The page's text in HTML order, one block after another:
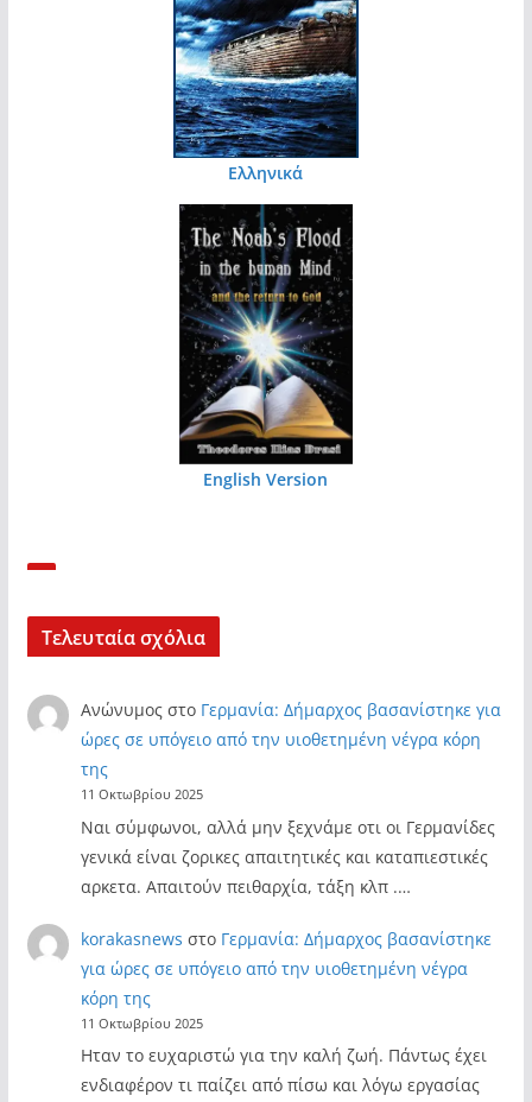
Ελληνικά
English Version
Τελευταία σχόλια
Ανώνυμος στο Γερμανία: Δήμαρχος βασανίστηκε για
ώρες σε υπόγειο από την υιοθετημένη νέγρα κόρη
της
11 Οκτωβρίου 2025
Ναι σύμφωνοι, αλλά μην ξεχνάμε οτι οι Γερμανίδες
γενικά είναι ζορικες απαιτητικές και καταπιεστικές
αρκετα. Απαιτούν πειθαρχία, τάξη κλπ .…
korakasnews στο Γερμανία: Δήμαρχος βασανίστηκε
για ώρες σε υπόγειο από την υιοθετημένη νέγρα
κόρη της
11 Οκτωβρίου 2025
Ηταν το ευχαριστώ για την καλή ζωή. Πάντως έχει
ενδιαφέρον τι παίζει από πίσω και λόγω εργασίας